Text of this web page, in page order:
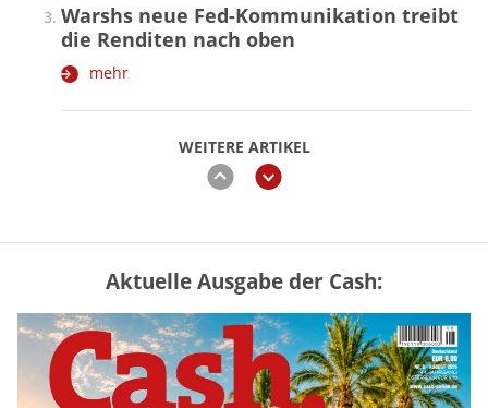
WEITERE ARTIKEL
zurückweiter
Warshs neue Fed-Kommunikation treibt
die Renditen nach oben
mehr
Vermieter-Zutritt: Wann Mieter
die Wohnung öffnen müssen
mehr
Aktuelle Ausgabe der Cash: